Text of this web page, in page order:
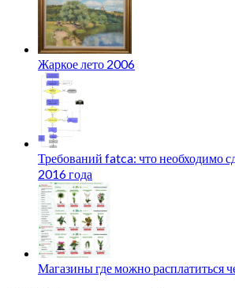
Жаркое лето 2006
Требований fatca: что необходимо
2016 года
Магазины где можно расплатиться